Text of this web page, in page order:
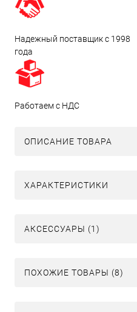
Надежный поставщик с 1998
года
Работаем с НДС
ОПИСАНИЕ ТОВАРА
ХАРАКТЕРИСТИКИ
АКСЕССУАРЫ (1)
ПОХОЖИЕ ТОВАРЫ (8)